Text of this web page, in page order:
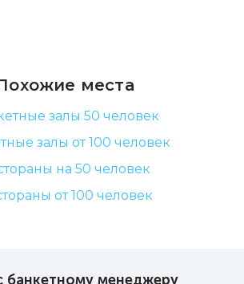
места
залы 50 человек
залы от 100 человек
на 50 человек
от 100 человек
банкетному менеджеру